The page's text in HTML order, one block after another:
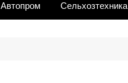
Автопром Сельхозтехника